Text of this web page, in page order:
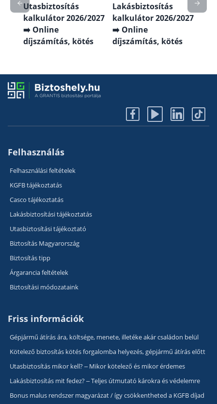
Utasbiztosítás
kalkulátor 2026/2027
➡️ Online
díjszámítás, kötés
Lakásbiztosítás
kalkulátor 2026/2027
➡️ Online
díjszámítás, kötés
Felhasználás
Felhasználási feltételek
KGFB tájékoztatás
Casco tájékoztatás
Lakásbiztosítási tájékoztatás
Utasbiztosítási tájékoztató
Biztosítás Magyarország
Biztosítás tipp
Árgarancia feltételek
Biztosítási módozataink
Friss információk
Gépjármű átírás ára, költsége, menete, illetéke akár családon belül
Kötelező biztosítás kötés forgalomba helyezés, gépjármű átírás előtt
Utasbiztosítás mikor kell? – Mikor kötelező és mikor érdemes
Lakásbiztosítás mit fedez? – Teljes útmutató károkra és védelemre
Bonus malus rendszer magyarázat / így csökkentheted a KGFB díjad